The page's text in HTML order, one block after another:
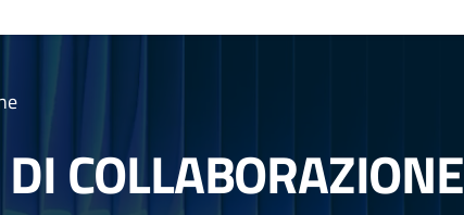
COLLABORAZIONE